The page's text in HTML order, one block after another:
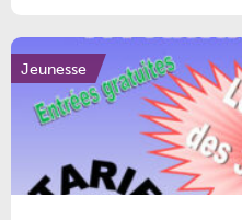
Jeunesse